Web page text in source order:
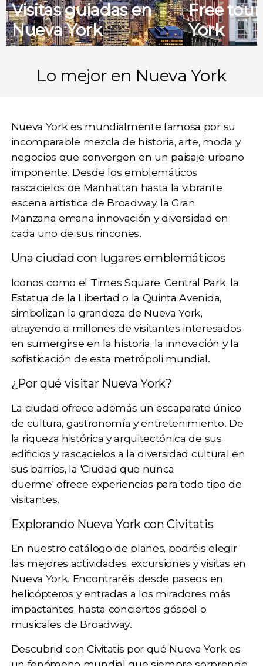
Visitas guiadas en
Nueva York
Free
York
Lo mejor en Nueva York
Nueva Yorkes mundialmente famosa por su
incomparable mezcla de historia, arte, moda y
negocios que convergen en un paisaje urbano
imponente. Desde los emblemáticos
rascacielos de Manhattan hasta la vibrante
escena artística de Broadway, la Gran
Manzana emana innovación y diversidad en
cada uno de sus rincones.
Una ciudad con lugares emblemáticos
Iconos como el Times Square, Central Park, la
Estatua de la Libertad o la Quinta Avenida,
simbolizan la grandeza de Nueva York,
atrayendo a millones de visitantes interesados
en sumergirse en la historia, la innovación y la
sofisticación de esta metrópoli mundial.
¿Por qué visitar Nueva York?
La ciudad ofrece además un escaparate único
de cultura, gastronomía y entretenimiento. De
la riqueza histórica y arquitectónica de sus
edificios y rascacielos a la diversidad cultural en
sus barrios, la 'Ciudad que nunca
duerme' ofrece experiencias para todo tipo de
visitantes.
Explorando Nueva York con Civitatis
En nuestro catálogo de planes, podréis elegir
las mejores actividades, excursiones y visitas en
Nueva York. Encontraréis desde paseos en
helicópteros y entradas a los miradores más
impactantes, hasta conciertos góspel o
musicales de Broadway.
Descubrid con Civitatis por qué Nueva York es